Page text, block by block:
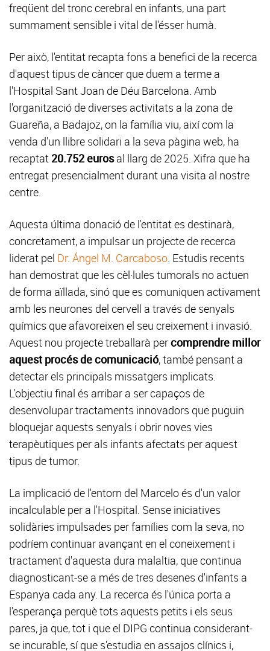
freqüent del tronc cerebral en infants, una part
summament sensible i vital de l'ésser humà.
Per això, l'entitat recapta fons a benefici de la recerca
d'aquest tipus de càncer que duem a terme a
l'Hospital Sant Joan de Déu Barcelona. Amb
l'organització de diverses activitats a la zona de
Guareña, a Badajoz, on la família viu, així com la
venda d'un llibre solidari a la seva pàgina web, ha
recaptat 20.752 eurosal llarg de 2025. Xifra que ha
entregat presencialment durant una visita al nostre
centre.
Aquesta última donació de l'entitat es destinarà,
concretament, a impulsar un projecte de recerca
liderat pel Dr. Ángel M. Carcaboso. Estudis recents
han demostrat que les cèl·lules tumorals no actuen
de forma aïllada, sinó que es comuniquen activament
amb les neurones del cervell a través de senyals
químics que afavoreixen el seu creixement i invasió.
Aquest nou projecte treballarà percomprendre millor
aquest procés de comunicació, també pensant a
detectar els principals missatgers implicats.
L'objectiu final és arribar a ser capaços de
desenvolupar tractaments innovadors que puguin
bloquejar aquests senyals i obrir noves vies
terapèutiques per als infants afectats per aquest
tipus de tumor.
La implicació de l'entorn del Marcelo és d'un valor
incalculable per a l'Hospital. Sense iniciatives
solidàries impulsades per famílies com la seva, no
podríem continuar avançant en el coneixement i
tractament d'aquesta dura malaltia, que continua
diagnosticant-se a més de tres desenes d'infants a
Espanya cada any. La recerca és l'única porta a
l'esperança perquè tots aquests petits i els seus
pares, ja que, tot i que el DIPG continua considerant-
se incurable, sí que s'estudia en assajos clínics i,